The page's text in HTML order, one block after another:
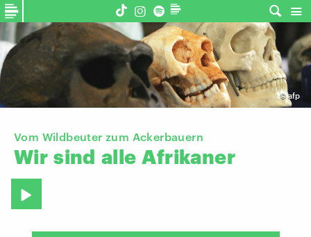
©afp
Vom Wildbeuter zum Ackerbauern
Wir sind alle Afrikaner